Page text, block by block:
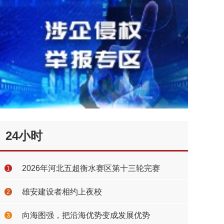
24小时
1 2026年河北五超衡水赛区第十三轮完赛
2 雄安建设者相约上夜校
3 向海图强，把沿海优势变成发展优势